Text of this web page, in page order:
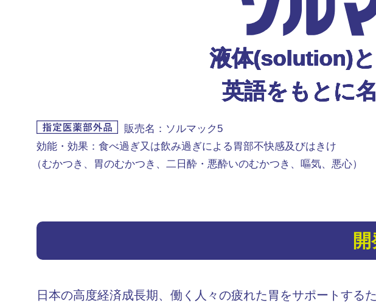
液体(solution)
英語をもとに
販売名：ソルマック5
効能・効果：食べ過ぎ又は飲み過ぎによる胃部不快感及びはきけ
（むかつき、胃のむかつき、二日酔・悪酔いのむかつき、嘔気、悪心）
日本の高度経済成長期、働く人々の疲れた胃をサポートす